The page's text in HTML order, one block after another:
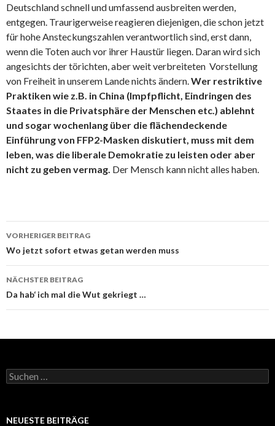
Deutschland schnell und umfassend ausbreiten werden,
entgegen. Traurigerweise reagieren diejenigen, die schon jetzt
für hohe Ansteckungszahlen verantwortlich sind, erst dann,
wenn die Toten auch vor ihrer Haustür liegen. Daran wird sich
angesichts der törichten, aber weit verbreiteten Vorstellung
von Freiheit in unserem Lande nichts ändern.Wer restriktive
Praktiken wie z.B. in China (Impfpflicht, Eindringen des
Staates in die Privatsphäre der Menschen etc.) ablehnt
und sogar wochenlang über die flächendeckende
Einführung von FFP2-Masken diskutiert, muss mit dem
leben, was die liberale Demokratie zu leisten oder aber
nicht zu geben vermag. Der Mensch kann nicht alles haben.
Beitrags-
Navigation
VORHERIGER BEITRAG
Wo jetzt sofort etwas getan werden muss
NÄCHSTER BEITRAG
Da hab‘ ich mal die Wut gekriegt …
Suchen
nach:
NEUESTE BEITRÄGE